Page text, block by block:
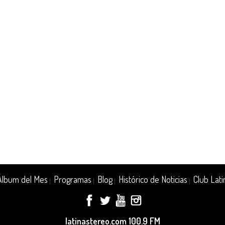
del Mes Programas Blog| Histórico de Noticias Club
latinastereo.com 100.9 FM